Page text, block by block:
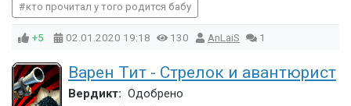
кто прочитал у того родится бабу
+5 02.01.2020 19:18 130 AnLaiS 1
Варен Тит - Стрелок и авантюрист
Вердикт: Одобрено